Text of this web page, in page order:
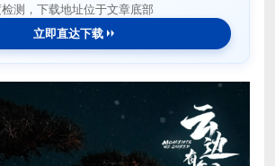
测，下载地址位于文章底部
立即直达下载